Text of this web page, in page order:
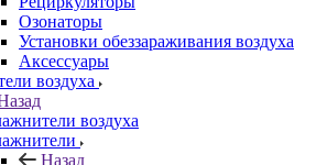
Озонаторы
Установки обеззараживания воздуха
Аксессуары
воздуха
воздуха
Назад